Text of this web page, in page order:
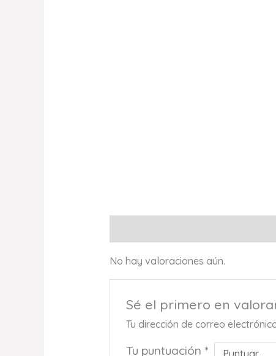
No hay valoraciones aún.
Sé el primero en valorar
Tu dirección de correo
Tu puntuación *